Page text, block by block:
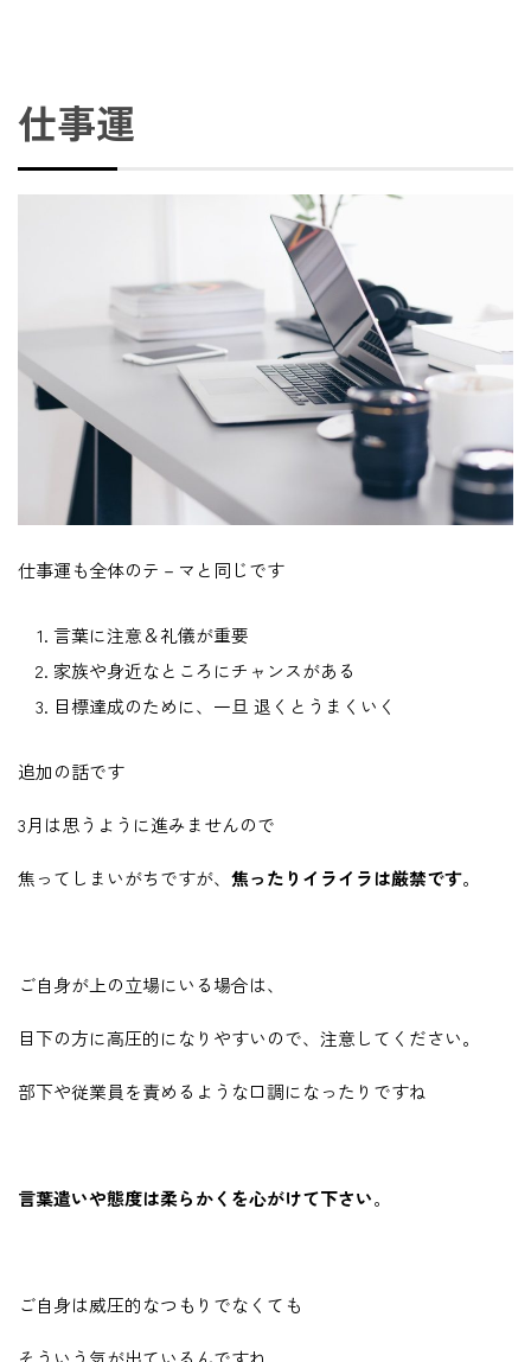
仕事運
仕事運も全体のテ－マと同じです
言葉に注意＆礼儀が重要
家族や身近なところにチャンスがある
目標達成のために、一旦 退くとうまくいく
追加の話です
3月は思うように進みませんので
焦ってしまいがちですが、 焦ったりイライラは厳禁です。
ご自身が上の立場にいる場合は、
目下の方に高圧的になりやすいので、注意してください。
部下や従業員を責めるような口調になったりですね
言葉遣いや態度は柔らかくを心がけて下さい。
ご自身は威圧的なつもりでなくても